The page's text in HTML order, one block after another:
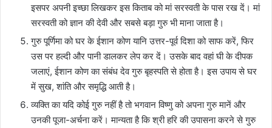
इसपर अपनी इच्छा लिखकर इस किताब को मां सरस्वती के पास रख दें। मां
सरस्वती को ज्ञान की देवी और सबसे बड़ा गुरु भी माना जाता है।
गुरु पूर्णिमा को घर के ईशान कोण यानि उत्तर-पूर्व दिशा को साफ करें, फिर
उस पर हल्दी और पानी डालकर लेप कर दें। उसके बाद वहां घी के दीपक
जलाएं, ईशान कोण का संबंध देव गुरु बृहस्पति से होता है। इस उपाय से घर
में सुख, शांति और समृद्धि आती है।
व्यक्ति का यदि कोई गुरु नहीं है तो भगवान विष्णु को अपना गुरु मानें और
उनकी पूजा-अर्चना करें। मान्यता है कि श्री हरि की उपासना करने से गुरु